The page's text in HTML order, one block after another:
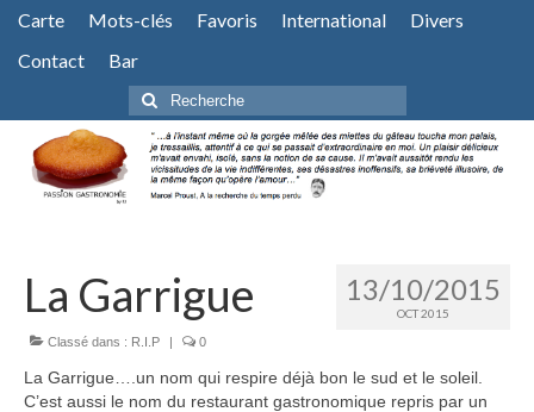
Carte Mots-clés Favoris International
Divers
Contact
Bar
Rechercher
:
13/10/2015
OCT 2015
La Garrigue
Classé dans : R.I.P | 0
La Garrigue….un nom qui respire déjà bon le sud et le soleil.
C’est aussi le nom du restaurant gastronomique repris par un